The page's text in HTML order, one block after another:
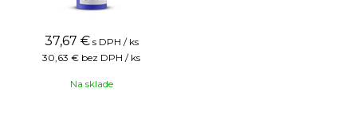
37,67 € s DPH / ks
30,63 € bez DPH / ks
Na sklade